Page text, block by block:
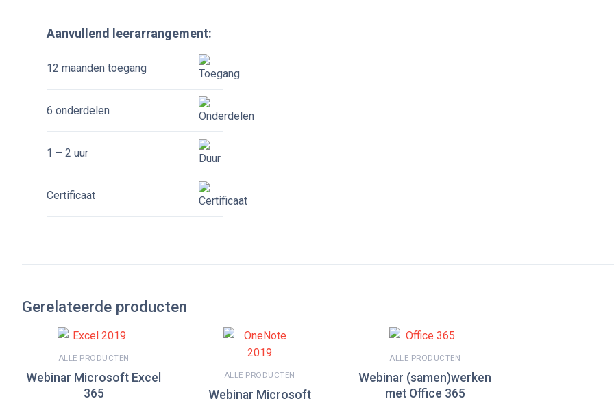
Aanvullend leerarrangement:
12 maanden toegang
6 onderdelen
1 – 2 uur
Certificaat
Gerelateerde producten
ALLE PRODUCTEN
Webinar Microsoft Excel
365
ALLE PRODUCTEN
Webinar Microsoft
ALLE PRODUCTEN
Webinar (samen)werken
met Office 365